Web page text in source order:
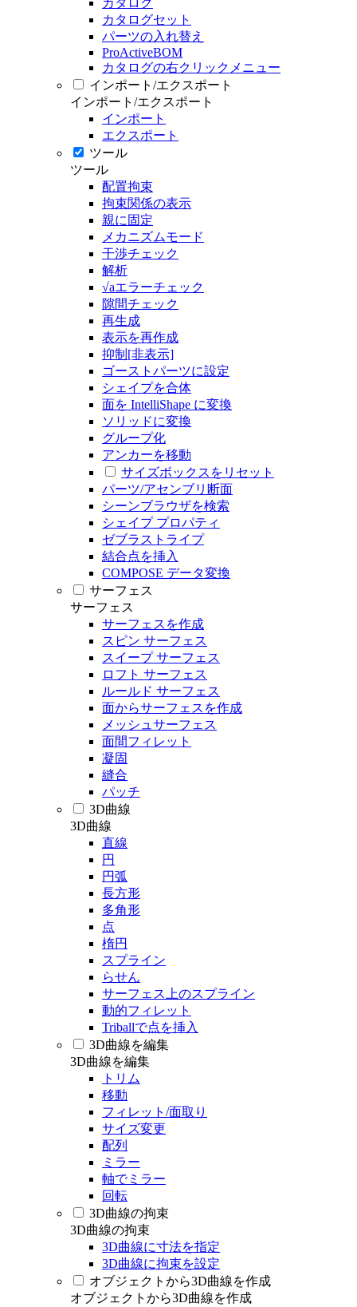
カタログ
カタログセット
パーツの入れ替え
ProActiveBOM
カタログの右クリックメニュー
インポート/エクスポート
インポート/エクスポート
インポート
エクスポート
ツール
ツール
配置拘束
拘束関係の表示
親に固定
メカニズムモード
干渉チェック
解析
√aエラーチェック
隙間チェック
再生成
表示を再作成
抑制[非表示]
ゴーストパーツに設定
シェイプを合体
面を IntelliShape に変換
ソリッドに変換
グループ化
アンカーを移動
サイズボックスをリセット
パーツ/アセンブリ断面
シーンブラウザを検索
シェイプ プロパティ
ゼブラストライプ
結合点を挿入
COMPOSE データ変換
サーフェス
サーフェス
サーフェスを作成
スピン サーフェス
スイープ サーフェス
ロフト サーフェス
ルールド サーフェス
面からサーフェスを作成
メッシュサーフェス
面間フィレット
凝固
縫合
パッチ
3D曲線
3D曲線
直線
円
円弧
長方形
多角形
点
楕円
スプライン
らせん
サーフェス上のスプライン
動的フィレット
Triballで点を挿入
3D曲線を編集
3D曲線を編集
トリム
移動
フィレット/面取り
サイズ変更
配列
ミラー
軸でミラー
回転
3D曲線の拘束
3D曲線の拘束
3D曲線に寸法を指定
3D曲線に拘束を設定
オブジェクトから3D曲線を作成
オブジェクトから3D曲線を作成